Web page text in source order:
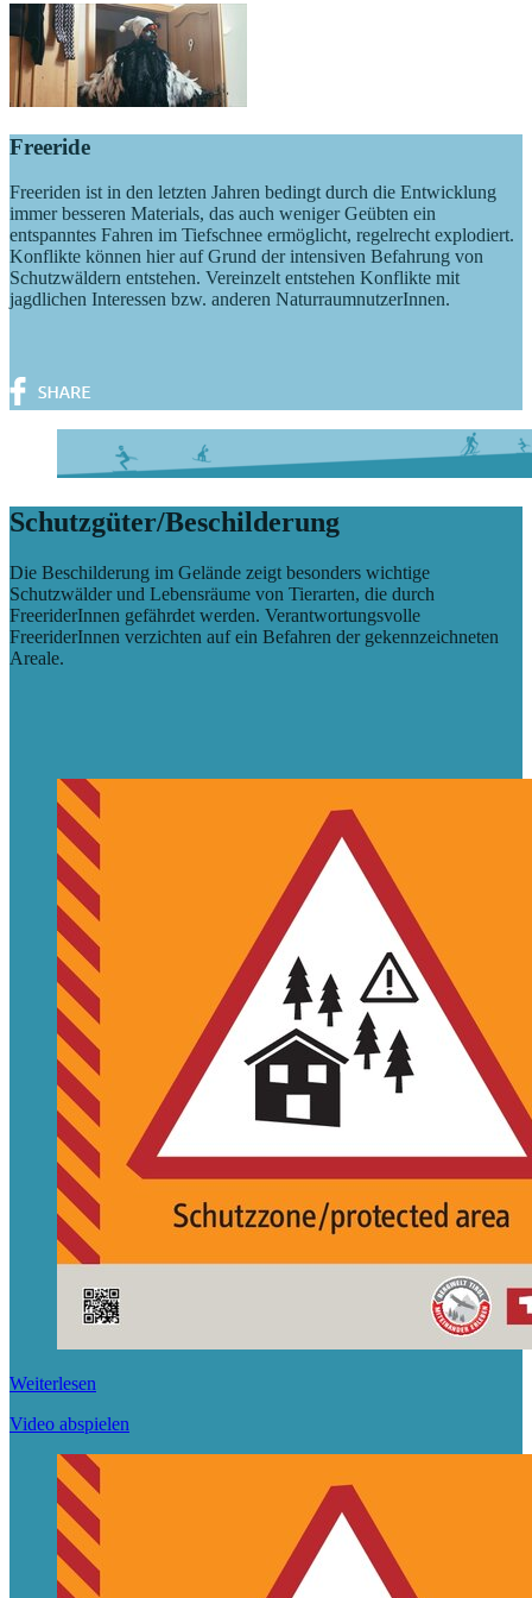
Freeride
Freeriden ist in den letzten Jahren bedingt durch die Entwicklung
immer besseren Materials, das auch weniger Geübten ein
entspanntes Fahren im Tiefschnee ermöglicht, regelrecht explodiert.
Konflikte können hier auf Grund der intensiven Befahrung von
Schutzwäldern entstehen. Vereinzelt entstehen Konflikte mit
jagdlichen Interessen bzw. anderen NaturraumnutzerInnen.
Schutzgüter/Beschilderung
Die Beschilderung im Gelände zeigt besonders wichtige
Schutzwälder und Lebensräume von Tierarten, die durch
FreeriderInnen gefährdet werden. Verantwortungsvolle
FreeriderInnen verzichten auf ein Befahren der gekennzeichneten
Areale.
Weiterlesen
Video abspielen